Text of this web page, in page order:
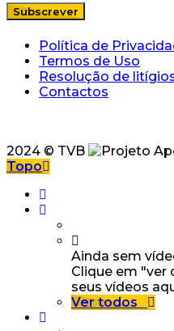
Política de
Termos de Uso
Resolução de
Contactos
2024 © TVB
Topo
Ainda sem
Clique em "ver
seus vídeos
Ver todos